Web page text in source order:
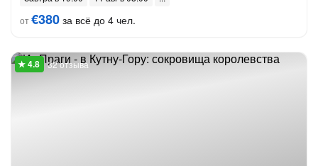
от€380 за всё до 4 чел.
32 отзыва